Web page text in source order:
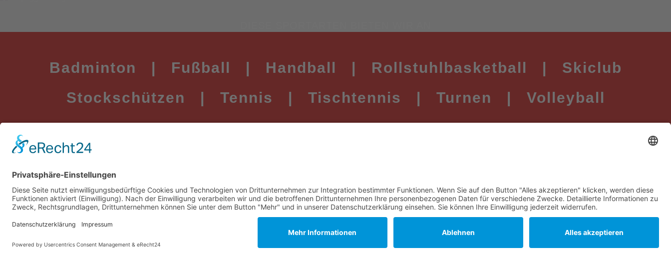
Badminton | Fußball | Handball | Rollstuhlbasketball | Skiclub
Stockschützen | Tennis | Tischtennis | Turnen | Volleyball
IMPRESSUM|DATENSCHUTZ |KONTAKT
Konzeption & Webdesign von Ölsner Werbung